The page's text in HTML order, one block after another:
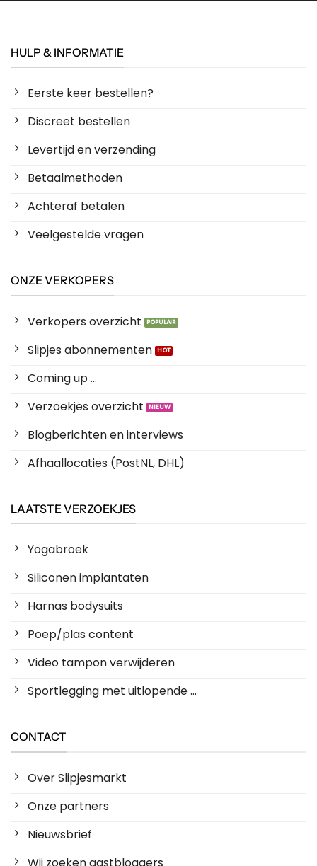
HULP & INFORMATIE
Eerste keer bestellen?
Discreet bestellen
Levertijd en verzending
Betaalmethoden
Achteraf betalen
Veelgestelde vragen
ONZE VERKOPERS
Verkopers overzicht
Slipjes abonnementen
Coming up ...
Verzoekjes overzicht
Blogberichten en interviews
Afhaallocaties (PostNL, DHL)
LAATSTE VERZOEKJES
Yogabroek
Siliconen implantaten
Harnas bodysuits
Poep/plas content
Video tampon verwijderen
Sportlegging met uitlopende ...
CONTACT
Over Slipjesmarkt
Onze partners
Nieuwsbrief
Wij zoeken gastbloggers